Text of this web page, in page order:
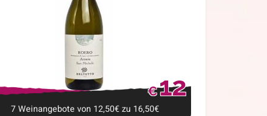
€12
7Weinangebote von 12,50€zu 16,50€